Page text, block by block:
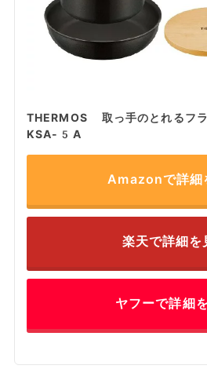
THERMOS 取っ手のとれるフ
KSA-5A
Amazonで詳細
楽天で詳細を
ヤフーで詳細